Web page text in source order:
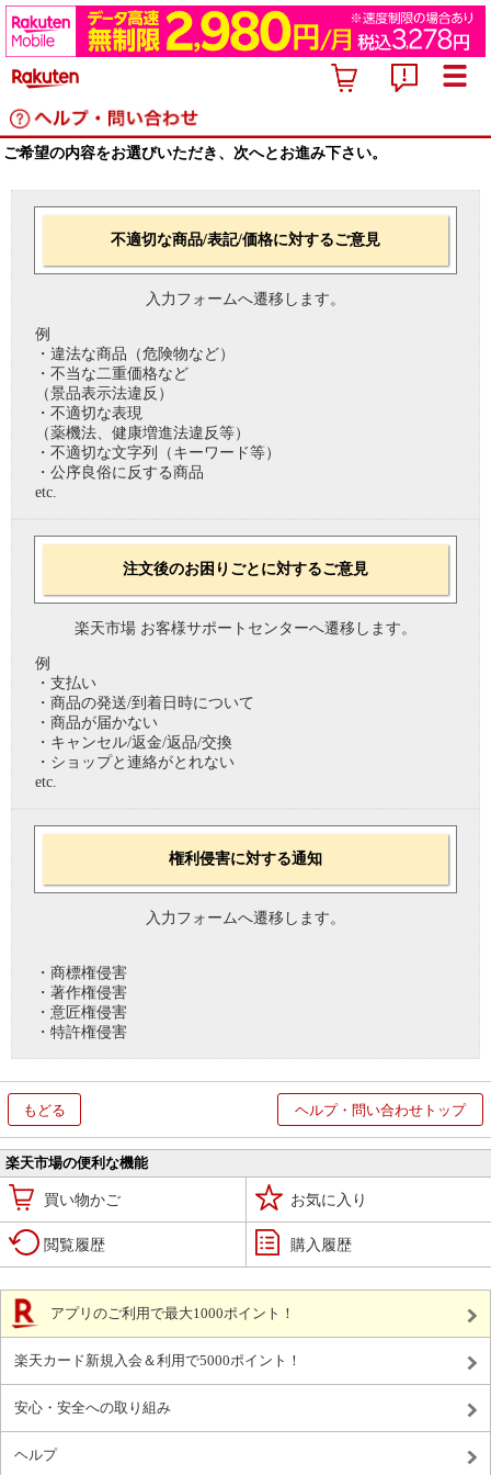
ご希望の内容をお選びいただき、次へとお進み下さい。
不適切な商品/表記/価格に対するご意見
入力フォームへ遷移します。
例
・違法な商品（危険物など）
・不当な二重価格など
（景品表示法違反）
・不適切な表現
（薬機法、健康増進法違反等）
・不適切な文字列（キーワード等）
・公序良俗に反する商品
etc.
注文後のお困りごとに対するご意見
楽天市場 お客様サポートセンターへ遷移します。
例
・支払い
・商品の発送/到着日時について
・商品が届かない
・キャンセル/返金/返品/交換
・ショップと連絡がとれない
etc.
権利侵害に対する通知
入力フォームへ遷移します。
・商標権侵害
・著作権侵害
・意匠権侵害
・特許権侵害
もどる ヘルプ・問い合わせトップ
楽天市場の便利な機能
買い物かご お気に入り
閲覧履歴 購入履歴
アプリのご利用で最大1000ポイント！
楽天カード新規入会＆利用で5000ポイント！
安心・安全への取り組み
ヘルプ